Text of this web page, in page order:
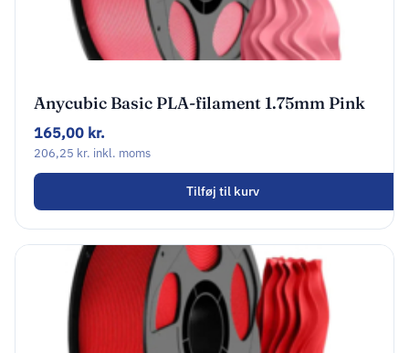
Anycubic Basic PLA-filament 1.75mm Pink
AHPLSP-107
165,00 kr.
206,25 kr. inkl. moms
Tilføj til kurv